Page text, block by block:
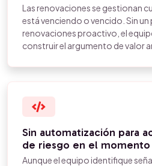
Las renovaciones se gestionan
está venciendo o vencido. Sin un
renovaciones proactivo, el
construir el argumento de valor
Sin automatización para
de riesgo en el
Aunque el equipo identifique